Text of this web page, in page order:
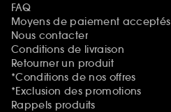
FAQ
Moyens de paiement acceptés
Nous contacter
Conditions de livraison
Retourner un produit
*Conditions de nos offres
*Exclusion des promotions
Rappels produits